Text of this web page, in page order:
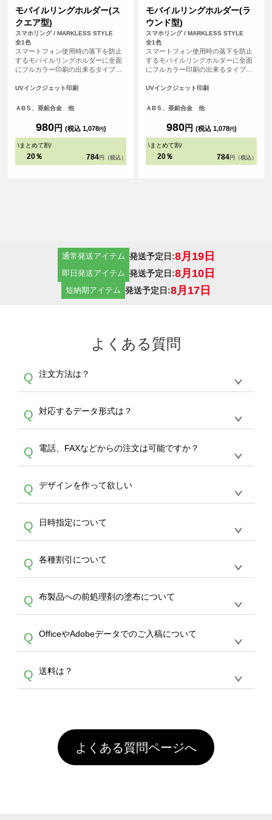
モバイルリングホルダー(ス
クエア型)
スマホリング / MARKLESS STYLE
全1色
スマートフォン使用時の落下を防止
するモバイルリングホルダーに全面
にフルカラー印刷の出来るタイプが
の外側に付けるリングホルダーは、
も果たしており、オリジナルグッズ
<br> ※落下防止を保証するものでは
ありません。
UVインクジェット印刷
ＡBＳ、亜鉛合金 他
980円 (税込 1,078円)
\まとめて割/
20％ 784 円（税込）
モバイルリングホルダー(ラ
ウンド型)
スマホリング / MARKLESS STYLE
全1色
スマートフォン使用時の落下を防止
するモバイルリングホルダーに全面
にフルカラー印刷の出来るタイプが
の外側に付けるリングホルダーは、
も果たしており、オリジナルグッズ
<br> ※落下防止を保証するものでは
ありません。
UVインクジェット印刷
ＡBＳ、亜鉛合金 他
980円 (税込 1,078円)
\まとめて割/
20％ 784 円（税込）
通常発送アイテム 発送予定日:8月19日
即日発送アイテム 発送予定日:8月10日
短納期アイテム 発送予定日:8月17日
よくある質問
Q 注文方法は？
A
生産にて承っております。デザインツールから
デザインの作成から決済まで完了できます。
30枚以上やシルク印刷など、大口注文の場合
は、サポートが担当するエコバッグコンシェル
やタンブラーコンシェルをご利用ください。製
作する数量が多ければ多いほど、オンデマンド
サービスよりも低価格で製作することが可能で
す。
Q 対応するデータ形式は？
A
ドできるデータ形式は、JPG / PNG / AI / PSD /
PDF 形式になります。データの最大サイズ
写真などもアップロード可能です。使用できな
い画像はエラーになります。（※ Illustratorか
らの直接入稿には対応していません。AIで保存
し、デザインツールからアップロードして下さ
い）
Q 電話、FAXなどからの注文は可能ですか？
A
文のみ受け付けております。30個以上のご製
作をお考えの方は、サポートが担当するエコバ
スをご利用頂ければ、電話やFAX、メールなど
でご注文が可能です。
Q デザインを作って欲しい
A
を作って欲しい。などの場合は、製作数量が
30個以上であれば、サポート担当が、デザイ
バッグコンシェル
サー
ビスをご利用ください。(※ 30個以下の場合
は、デザインツールをご利用ください)
Q 日時指定について
A
ん。発送後18時以降に配送業者・伝票番号を
メールでお知らせいたしますので、直接配送業
者にご連絡いただき調整をお願い致します。
Q 各種割引について
A
カート内で自動的に割引(最大50%)が適用され
ます。 【付与ポイント】購入金額の1％が1ポ
イントとして付与され、次回ご注文時に1ポイ
ント＝1円としてお使いいただけます。ポイン
トは発送完了の翌日に付与され、次回ご注文時
からご利用頂けます。ポイントの有効期限は一
年間です。【会員ランク】過去10カ月のご注
文回数により会員ランク割引(最大5%)が適用
頂いても、ログインがされていなければ、ラン
クにカウントがされません。
Q 布製品への前処理剤の塗布について
A
意点（前処理剤）】カラー生地（Tシャツのホ
ワイト、トートバッグのナチュラル、ホワイト
といって、プリントを定着させるための処理剤
を塗布しており、短納期・低価格で商品をお届
害な性質で、水洗いで落とすことが可能です。
お手数ですが、お客様ご自身にて着用前に落と
していただけますようお願いいたします。※1
通常注文・直送機能でのご注文に関わらず、前
Q OfficeやAdobeデータでのご入稿について
A
ません。いずれのデータも該当デザインのみ画
像(JPEG,PNG,GIF,PDF)に変換、またはAdobe
Q 送料は？
引」などによるお値引きで4,000円未満になる
場合は送料がかかりますので、ご注意くださ
い。
よくある質問ページへ